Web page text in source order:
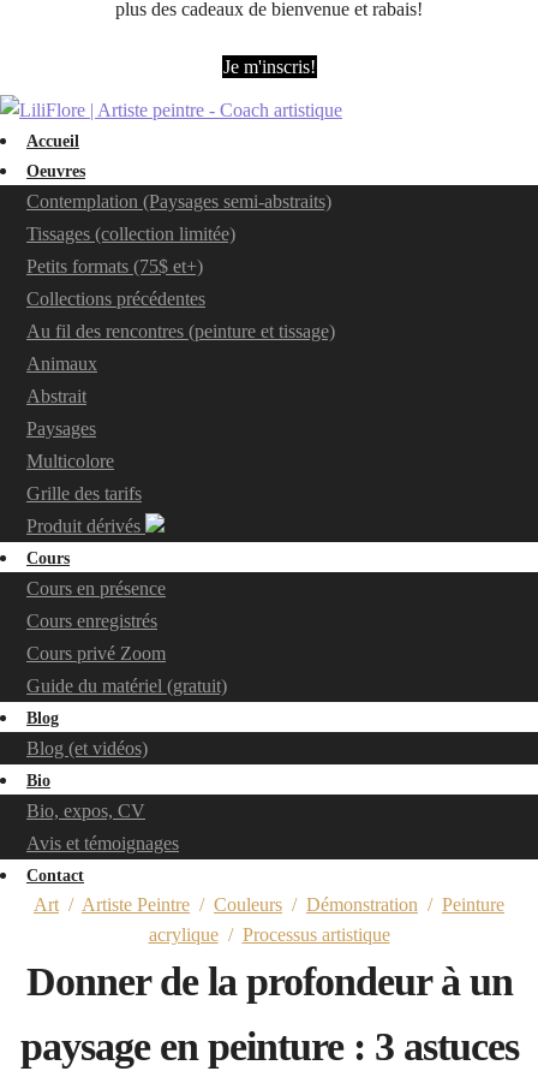
plus des cadeaux de bienvenue et rabais!
Je m'inscris!
Accueil
Oeuvres
Contemplation (Paysages semi-abstraits)
Tissages (collection limitée)
Petits formats (75$ et+)
Collections précédentes
Au fil des rencontres (peinture et tissage)
Animaux
Abstrait
Paysages
Multicolore
Grille des tarifs
Produit dérivés
Cours
Cours en présence
Cours enregistrés
Cours privé Zoom
Guide du matériel (gratuit)
Blog
Blog (et vidéos)
Bio
Bio, expos, CV
Avis et témoignages
Contact
Art / Artiste Peintre / Couleurs / Démonstration / Peinture
acrylique/ Processus artistique
Donner de la profondeur à un
paysage en peinture : 3 astuces